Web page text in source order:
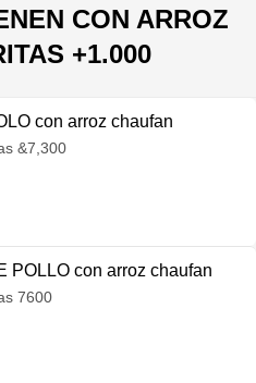
CON ARROZ
+1.000
con arroz chaufan
&7,300
POLLO con arroz chaufan
7600